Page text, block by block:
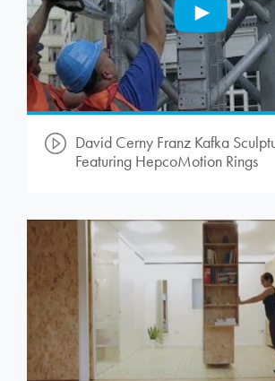
David Cerny Franz Kafka
Featuring HepcoMotion Rings